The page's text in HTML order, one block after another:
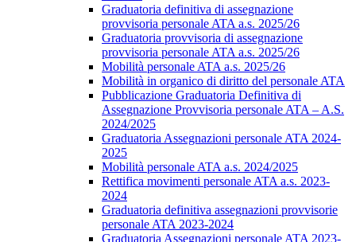
Graduatoria definitiva di assegnazione
provvisoria personale ATA a.s. 2025/26
Graduatoria provvisoria di assegnazione
provvisoria personale ATA a.s. 2025/26
Mobilità personale ATA a.s. 2025/26
Mobilità in organico di diritto del personale ATA
Pubblicazione Graduatoria Definitiva di
Assegnazione Provvisoria personale ATA – A.S.
2024/2025
Graduatoria Assegnazioni personale ATA 2024-
2025
Mobilità personale ATA a.s. 2024/2025
Rettifica movimenti personale ATA a.s. 2023-
2024
Graduatoria definitiva assegnazioni provvisorie
personale ATA 2023-2024
Graduatoria Assegnazioni personale ATA 2023-